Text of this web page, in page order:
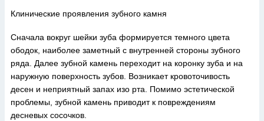
Клинические проявления зубного камня
Сначала вокруг шейки зуба формируется темного цвета
ободок, наиболее заметный с внутренней стороны зубного
ряда. Далее зубной камень переходит на коронку зуба и на
наружную поверхность зубов. Возникает кровоточивость
десен и неприятный запах изо рта. Помимо эстетической
проблемы, зубной камень приводит к повреждениям
десневых сосочков.